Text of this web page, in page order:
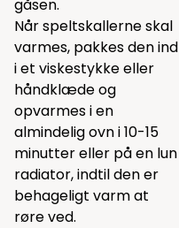
gåsen.
Når speltskallerne skal
varmes, pakkes den ind
i et viskestykke eller
håndklæde og
opvarmes i en
almindelig ovn i 10-15
minutter eller på en lun
radiator, indtil den er
behageligt varm at
røre ved.